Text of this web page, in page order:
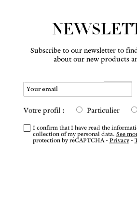
Subscribe to our newsletter to
about our new products
Votre profil : Particulier
I confirm that I have read the
collection of my personal data.See
protection by reCAPTCHA -Privacy-